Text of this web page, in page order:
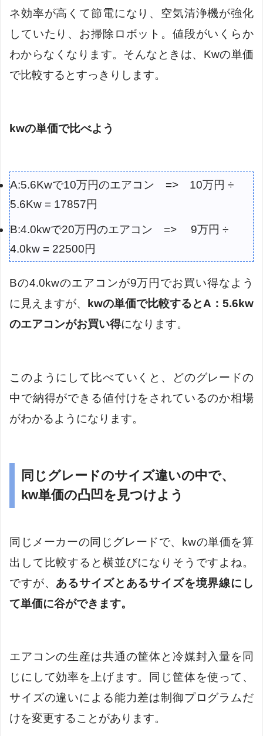
ネ効率が高くて節電になり、空気清浄機が強化
していたり、お掃除ロボット。値段がいくらか
わからなくなります。そんなときは、Kwの単価
で比較するとすっきりします。
kwの単価で比べよう
A:5.6Kwで10万円のエアコン => 10万円 ÷
5.6Kw = 17857円
B:4.0kwで20万円のエアコン => 9万円 ÷
4.0kw = 22500円
Bの4.0kwのエアコンが9万円でお買い得なよう
に見えますが、
kwの単価で比較するとA：5.6kw
のエアコンがお買い得になります。
このようにして比べていくと、どのグレードの
中で納得ができる値付けをされているのか相場
がわかるようになります。
同じグレードのサイズ違いの中で、
kw単価の凸凹を見つけよう
同じメーカーの同じグレードで、kwの単価を算
出して比較すると横並びになりそうですよね。
ですが、 あるサイズとあるサイズを境界線にし
て単価に谷ができます。
エアコンの生産は共通の筐体と冷媒封入量を同
じにして効率を上げます。同じ筐体を使って、
サイズの違いによる能力差は制御プログラムだ
けを変更することがあります。